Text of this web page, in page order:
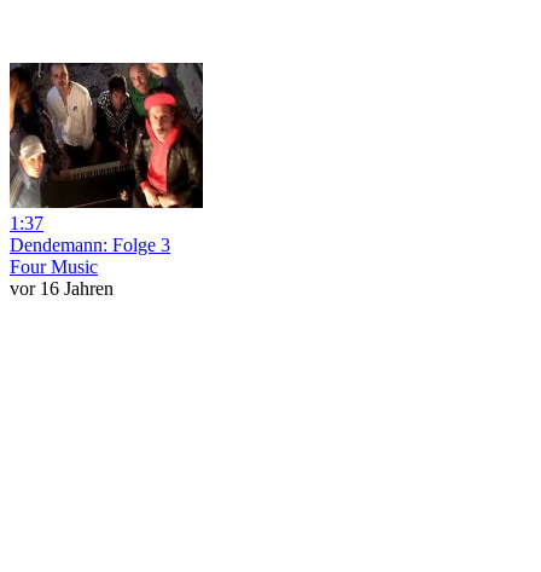
1:37
Dendemann: Folge 3
Four Music
vor 16 Jahren